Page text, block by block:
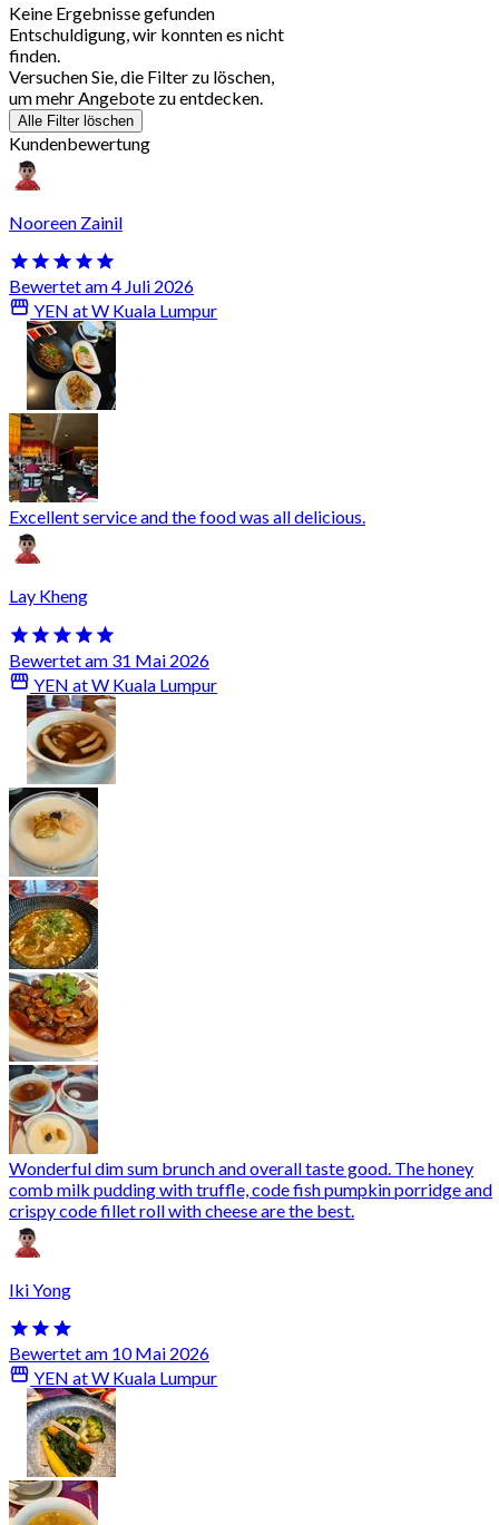
Keine Ergebnisse gefunden
Entschuldigung, wir konnten es nicht
finden.
Versuchen Sie, die Filter zu löschen,
um mehr Angebote zu entdecken.
Alle Filter löschen
Kundenbewertung
Nooreen Zainil
Bewertet am 4 Juli 2026
YEN at W Kuala Lumpur
Excellent service and the food was all delicious.
Lay Kheng
Bewertet am 31 Mai 2026
YEN at W Kuala Lumpur
Wonderful dim sum brunch and overall taste good. The honey
comb milk pudding with truffle, code fish pumpkin porridge and
crispy code fillet roll with cheese are the best.
Iki Yong
Bewertet am 10 Mai 2026
YEN at W Kuala Lumpur